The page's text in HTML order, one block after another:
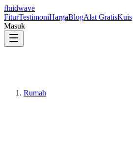
fluidwave
FiturTestimoniHargaBlogAlat GratisKuis
Masuk
Rumah